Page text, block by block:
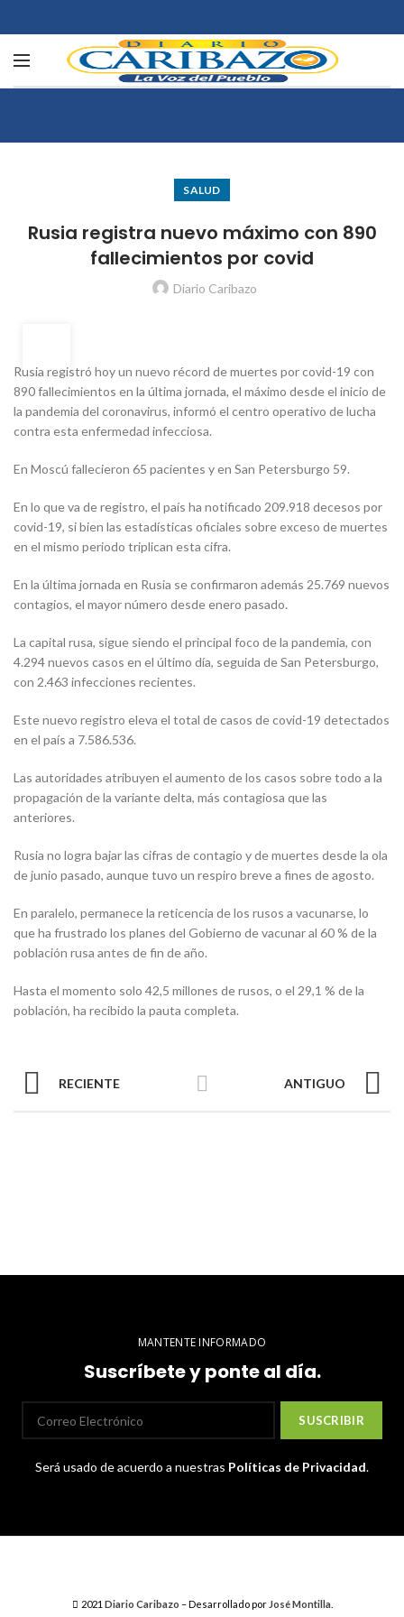
SALUD
Rusia registra nuevo máximo con 890
fallecimientos por covid
Diario Caribazo
Rusia registró hoy un nuevo récord de muertes por covid-19 con
890 fallecimientos en la última jornada, el máximo desde el inicio de
la pandemia del coronavirus, informó el centro operativo de lucha
contra esta enfermedad infecciosa.
En Moscú fallecieron 65 pacientes y en San Petersburgo 59.
En lo que va de registro, el país ha notificado 209.918 decesos por
covid-19, si bien las estadísticas oficiales sobre exceso de muertes
en el mismo periodo triplican esta cifra.
En la última jornada en Rusia se confirmaron además 25.769 nuevos
contagios, el mayor número desde enero pasado.
La capital rusa, sigue siendo el principal foco de la pandemia, con
4.294 nuevos casos en el último día, seguida de San Petersburgo,
con 2.463 infecciones recientes.
Este nuevo registro eleva el total de casos de covid-19 detectados
en el país a 7.586.536.
Las autoridades atribuyen el aumento de los casos sobre todo a la
propagación de la variante delta, más contagiosa que las
anteriores.
Rusia no logra bajar las cifras de contagio y de muertes desde la ola
de junio pasado, aunque tuvo un respiro breve a fines de agosto.
En paralelo, permanece la reticencia de los rusos a vacunarse, lo
que ha frustrado los planes del Gobierno de vacunar al 60 % de la
población rusa antes de fin de año.
Hasta el momento solo 42,5 millones de rusos, o el 29,1 % de la
población, ha recibido la pauta completa.
RECIENTE ANTIGUO
MANTENTE INFORMADO
Suscríbete y ponte al día.
Será usado de acuerdo a nuestras Políticas de Privacidad.
2021 Diario Caribazo – Desarrollado por José Montilla